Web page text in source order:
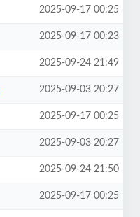
2025-09-17 00:25
2025-09-17 00:23
2025-09-24 21:49
2025-09-03 20:27
2025-09-17 00:25
2025-09-03 20:27
2025-09-24 21:50
2025-09-17 00:25